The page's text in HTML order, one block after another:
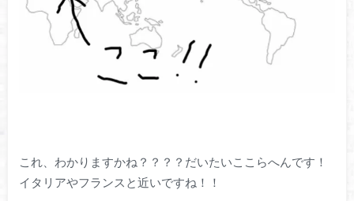
これ、わかりますかね？？？？だいたいここらへんです！
イタリアやフランスと近いですね！！